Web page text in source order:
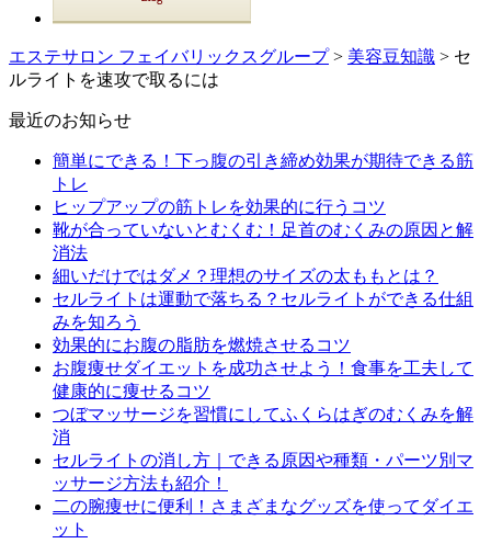
エステサロン フェイバリックスグループ> 美容豆知識 > セ
ルライトを速攻で取るには
最近のお知らせ
簡単にできる！下っ腹の引き締め効果が期待できる筋
トレ
ヒップアップの筋トレを効果的に行うコツ
靴が合っていないとむくむ！足首のむくみの原因と解
消法
細いだけではダメ？理想のサイズの太ももとは？
セルライトは運動で落ちる？セルライトができる仕組
みを知ろう
効果的にお腹の脂肪を燃焼させるコツ
お腹痩せダイエットを成功させよう！食事を工夫して
健康的に痩せるコツ
つぼマッサージを習慣にしてふくらはぎのむくみを解
消
セルライトの消し方｜できる原因や種類・パーツ別マ
ッサージ方法も紹介！
二の腕痩せに便利！さまざまなグッズを使ってダイエ
ット